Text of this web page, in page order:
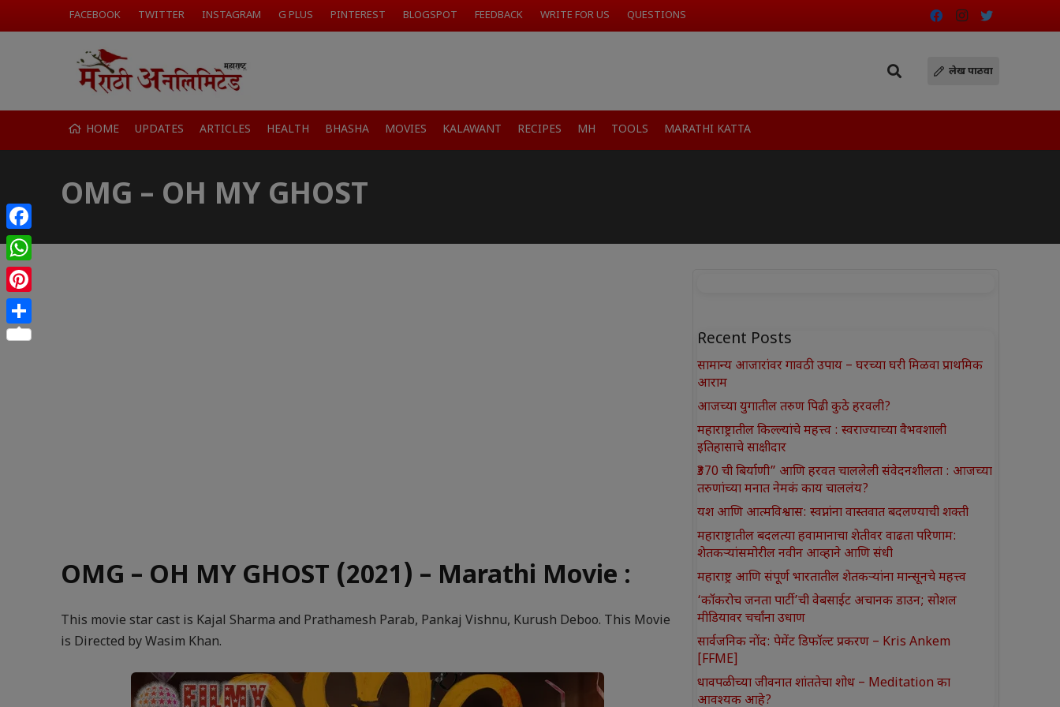
FACEBOOK TWITTER INSTAGRAM G PLUS PINTEREST BLOGSPOT FEEDBACK WRITE FOR US QUESTIONS
लेख पाठवा
HOME UPDATES ARTICLES HEALTH BHASHA MOVIES KALAWANT RECIPES MH TOOLS MARATHI KATTA
OMG – OH MY GHOST
OMG – OH MY GHOST (2021) – Marathi Movie :
This movie star cast is Kajal Sharma and Prathamesh Parab, Pankaj Vishnu, Kurush Deboo. This Movie
is Directed by Wasim Khan.
Recent Posts
सामान्य आजारांवर गावठी उपाय – घरच्या घरी मिळवा प्राथमिक
आराम
आजच्या युगातील तरुण पिढी कुठे हरवली?
महाराष्ट्रातील किल्ल्यांचे महत्त्व : स्वराज्याच्या वैभवशाली
इतिहासाचे साक्षीदार
₹370 ची बिर्याणी” आणि हरवत चाललेली संवेदनशीलता : आजच्या
तरुणांच्या मनात नेमकं काय चाललंय?
यश आणि आत्मविश्वास: स्वप्नांना वास्तवात बदलण्याची शक्ती
महाराष्ट्रातील बदलत्या हवामानाचा शेतीवर वाढता परिणाम:
शेतकऱ्यांसमोरील नवीन आव्हाने आणि संधी
महाराष्ट्र आणि संपूर्ण भारतातील शेतकऱ्यांना मान्सूनचे महत्त्व
‘कॉकरोच जनता पार्टी’ची वेबसाईट अचानक डाउन; सोशल
मीडियावर चर्चांना उधाण
सार्वजनिक नोंद: पेमेंट डिफॉल्ट प्रकरण – Kris Ankem
[FFME]
धावपळीच्या जीवनात शांततेचा शोध – Meditation का
आवश्यक आहे?
Facebook
WhatsApp
Pinterest
Share